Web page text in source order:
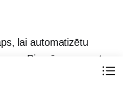
lai automatizētu
Piemēram, varat
ar savu Trello